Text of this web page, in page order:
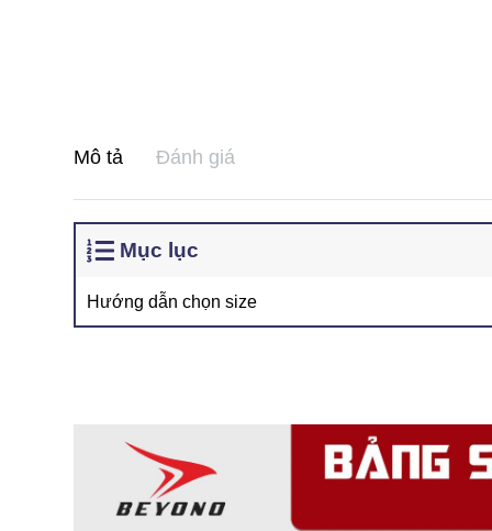
Mô tả Đánh giá
Mục lục
Hướng dẫn chọn size